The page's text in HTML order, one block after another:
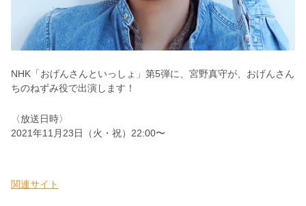
NHK「おげんさんといっしょ」第5弾に、宮野真守が、おげんさん
ちのねずみ役で出演します！
〈放送日時〉
2021年11月23日（火・祝）22:00〜
関連サイト